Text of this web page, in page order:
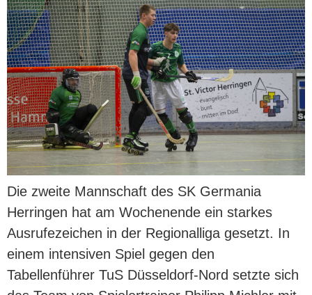
Die zweite Mannschaft des SK Germania
Herringen hat am Wochenende ein starkes
Ausrufezeichen in der Regionalliga gesetzt. In
einem intensiven Spiel gegen den
Tabellenführer TuS Düsseldorf-Nord setzte sich